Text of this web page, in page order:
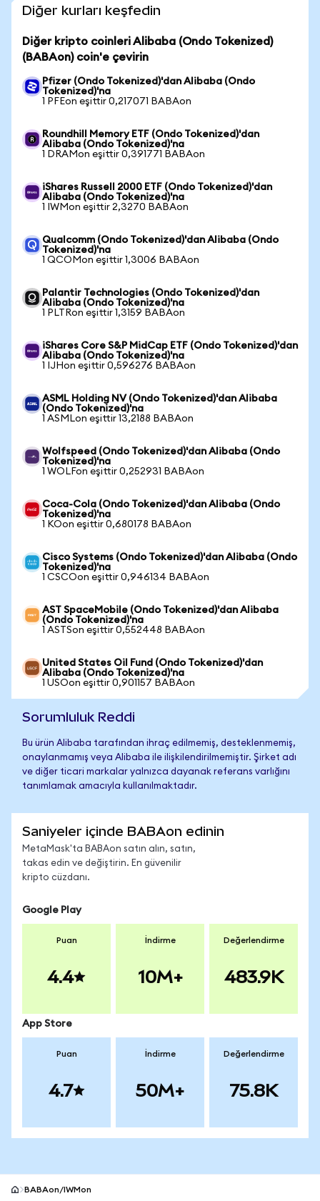
Diğer kurları keşfedin
Diğer kripto coinleri Alibaba (Ondo Tokenized)
(BABAon) coin'e çevirin
Pfizer (Ondo Tokenized)'dan Alibaba (Ondo
Tokenized)'na
1 PFEon eşittir 0,217071 BABAon
Roundhill Memory ETF (Ondo Tokenized)'dan
Alibaba (Ondo Tokenized)'na
1 DRAMon eşittir 0,391771 BABAon
iShares Russell 2000 ETF (Ondo Tokenized)'dan
Alibaba (Ondo Tokenized)'na
1 IWMon eşittir 2,3270 BABAon
Qualcomm (Ondo Tokenized)'dan Alibaba (Ondo
Tokenized)'na
1 QCOMon eşittir 1,3006 BABAon
Palantir Technologies (Ondo Tokenized)'dan
Alibaba (Ondo Tokenized)'na
1 PLTRon eşittir 1,3159 BABAon
iShares Core S&P MidCap ETF (Ondo Tokenized)'dan
Alibaba (Ondo Tokenized)'na
1 IJHon eşittir 0,596276 BABAon
ASML Holding NV (Ondo Tokenized)'dan Alibaba
(Ondo Tokenized)'na
1 ASMLon eşittir 13,2188 BABAon
Wolfspeed (Ondo Tokenized)'dan Alibaba (Ondo
Tokenized)'na
1 WOLFon eşittir 0,252931 BABAon
Coca-Cola (Ondo Tokenized)'dan Alibaba (Ondo
Tokenized)'na
1 KOon eşittir 0,680178 BABAon
Cisco Systems (Ondo Tokenized)'dan Alibaba (Ondo
Tokenized)'na
1 CSCOon eşittir 0,946134 BABAon
AST SpaceMobile (Ondo Tokenized)'dan Alibaba
(Ondo Tokenized)'na
1 ASTSon eşittir 0,552448 BABAon
United States Oil Fund (Ondo Tokenized)'dan
Alibaba (Ondo Tokenized)'na
1 USOon eşittir 0,901157 BABAon
Sorumluluk Reddi
Bu ürün Alibaba tarafından ihraç edilmemiş, desteklenmemiş,
onaylanmamış veya Alibaba ile ilişkilendirilmemiştir. Şirket adı
ve diğer ticari markalar yalnızca dayanak referans varlığını
tanımlamak amacıyla kullanılmaktadır.
Saniyeler içinde BABAon edinin
MetaMask'ta BABAon satın alın, satın,
takas edin ve değiştirin. En güvenilir
kripto cüzdanı.
Google Play
Puan
4.4
İndirme
10M+
Değerlendirme
483.9K
App Store
Puan
4.7
İndirme
50M+
Değerlendirme
75.8K
BABAon/IWMon